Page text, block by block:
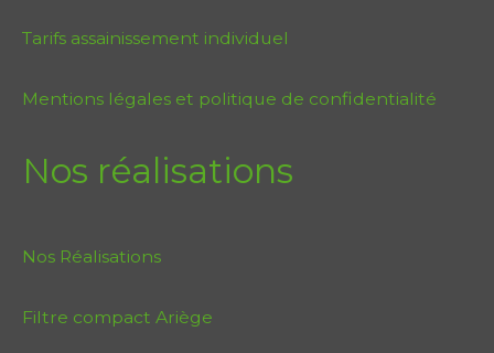
Tarifs assainissement individuel
Mentions légales et politique de confidentialité
Nos réalisations
Nos Réalisations
Filtre compact Ariège